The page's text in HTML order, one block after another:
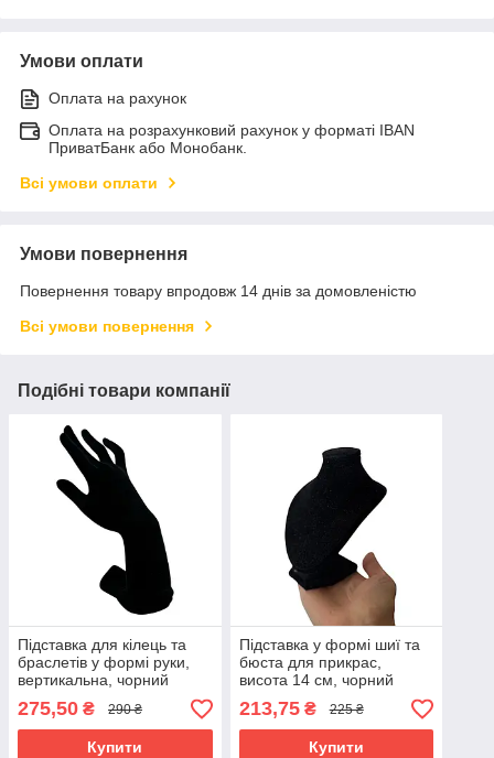
Умови оплати
Оплата на рахунок
Оплата на розрахунковий рахунок у форматі IBAN
ПриватБанк або Монобанк.
Всі умови оплати
Умови повернення
Повернення товару впродовж 14 днів за домовленістю
Всі умови повернення
Подібні товари компанії
Підставка для кілець та
браслетів у формі руки,
вертикальна, чорний
оксамит, висота 22 см,
ширина 8,5 см, вживана
275,50 ₴ 290 ₴
Купити
Підставка у формі шиї та
бюста для прикрас,
висота 14 см, чорний
велюр
213,75₴ 225 ₴
Купити